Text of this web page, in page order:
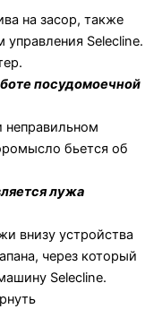
на засор, также
Selecline.
посудомоечной
неправильном
бьется об
лужа
внизу устройства
через который
Selecline.